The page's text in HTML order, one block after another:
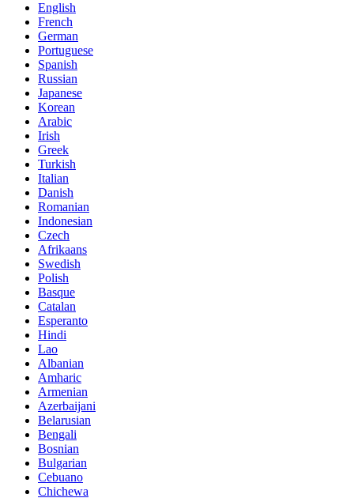
English
French
German
Portuguese
Spanish
Russian
Japanese
Korean
Arabic
Irish
Greek
Turkish
Italian
Danish
Romanian
Indonesian
Czech
Afrikaans
Swedish
Polish
Basque
Catalan
Esperanto
Hindi
Lao
Albanian
Amharic
Armenian
Azerbaijani
Belarusian
Bengali
Bosnian
Bulgarian
Cebuano
Chichewa